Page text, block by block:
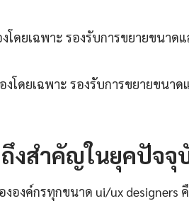
ดยเฉพาะ รองรับการขยายขนาดแ
โดยเฉพาะ รองรับการขยายขนาด
งสำคัญในยุคปัจจุ
งค์กรทุกขนาด ui/ux designers